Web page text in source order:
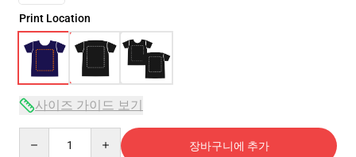
Print Location
사이즈 가이드 보기
장바구니에 추가